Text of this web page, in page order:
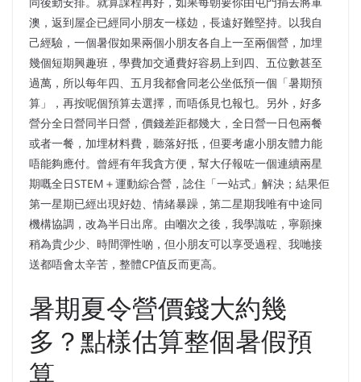
澳，返到屋企已經同小朋友一樣攰，長遠好難堅持。以我自
己經驗，一個暑假如果兩個小朋友各自上一至兩個營，加埋
幾個短期興趣班，學費加交通費好容易上到四、五位數甚至
過萬，所以每年四、五月我都會同老公坐低預一個「暑期預
算」，再按呢個預算去選擇，而唔係見乜報乜。另外，好多
營分全日營同半日營，價錢差距都幾大，全日營一日包兩餐
或者一餐，加埋材料費，聽落好抵，但要考慮小朋友體力能
唔能夠應付。曾經有年我貪方便，幫大仔報咗一個連續兩星
期嘅全日STEM＋運動綜合營，諗住「一站式」解決；結果佢
第一星期已經出現好攰、情緒暴躁，第二星期我唯有中途同
機構協調，改為半日出席。由嗰次之後，我學識咗，寧願揀
稍為貴少少、時間彈性啲，但小朋友可以享受過程、我哋接
送都唔會太辛苦，整體CP值反而更高。
暑期夏令營價錢大約幾
多？點樣估算整個暑假預
算